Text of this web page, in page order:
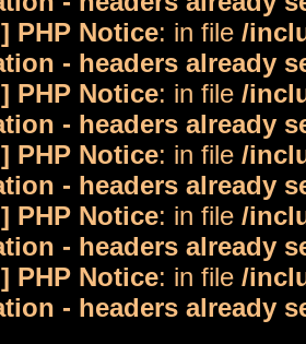
PHP Notice: in file /
- headers already
PHP Notice: in file /
- headers already
PHP Notice: in file /
- headers already
PHP Notice: in file /
- headers already
PHP Notice: in file /
- headers already